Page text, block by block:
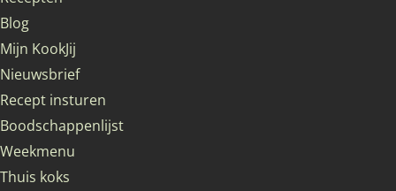
Blog
Mijn KookJij
Nieuwsbrief
Recept insturen
Boodschappenlijst
Weekmenu
Thuis koks